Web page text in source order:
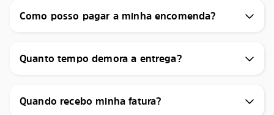
Como posso pagar a minha encomenda?
Quanto tempo demora a entrega?
Quando recebo minha fatura?